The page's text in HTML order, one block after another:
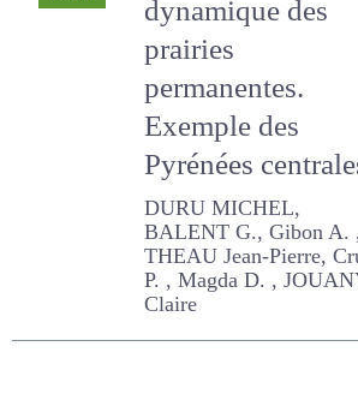
Fonctionnement
et dynamique des
prairies
permanentes.
Exemple des
Pyrénées
DURU MICHEL, BALENT
Gibon A. , THEAU Jean-
Pierre, Cruz P. , Magda D. ,